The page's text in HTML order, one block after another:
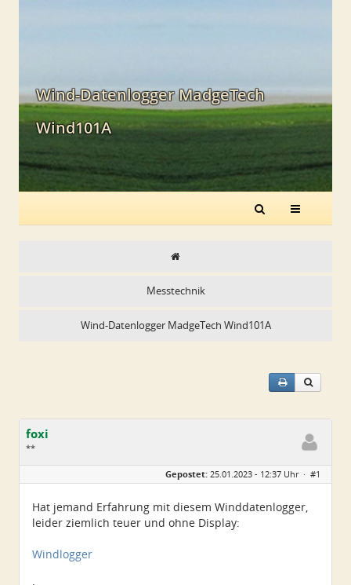
Wind-Datenlogger MadgeTech
Wind101A
Messtechnik
Wind-Datenlogger MadgeTech Wind101A
foxi
**
Geschlecht:
Beiträge:
23
Gepostet: 25.01.2023 - 12:37 Uhr · #1
Hat jemand Erfahrung mit diesem Winddatenlogger,
leider ziemlich teuer und ohne Display:
Windlogger